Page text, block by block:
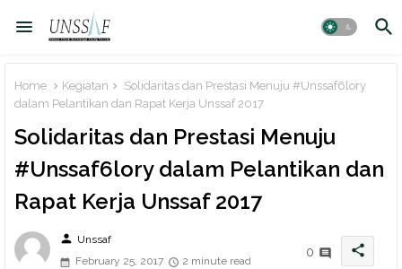
Home Kegiatan
Solidaritas dan Prestasi Menuju #Unssaf6lory
dalam Pelantikan dan Rapat Kerja Unssaf 2017
Solidaritas dan Prestasi Menuju
#Unssaf6lory dalam Pelantikan dan
Rapat Kerja Unssaf 2017
person Unssaf
February 25, 2017
2 minute read
0 share